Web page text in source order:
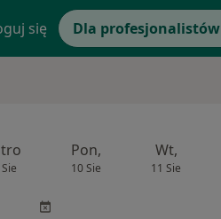
się Dla profesjonalistów
Pon,
10 Sie
Wt,
11 Sie